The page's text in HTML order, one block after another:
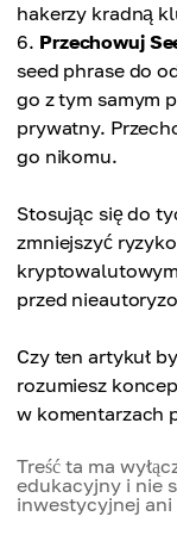
hakerzy kradną
Przechowuj
seed phrase do
go z tym samym
prywatny.
go nikomu.
Stosując się do
zmniejszyć
przed
Czy ten artykuł
rozumiesz
w komentarzach
Treść ta ma
edukacyjny i nie
inwestycyjnej ani